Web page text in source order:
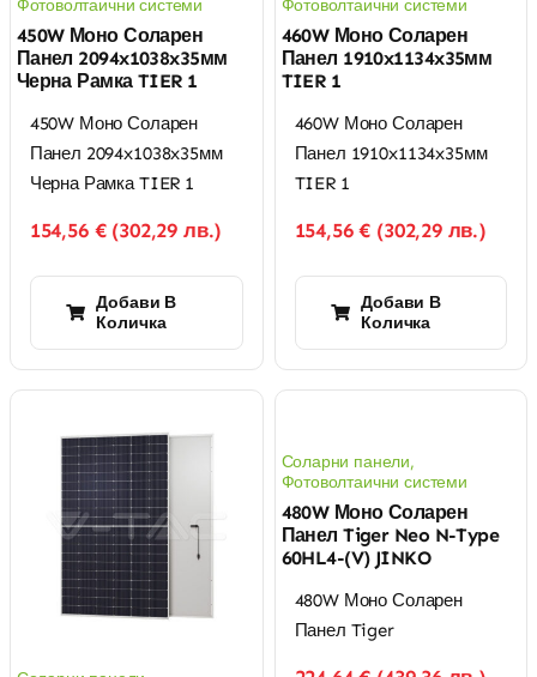
Фотоволтаични системи
450W Моно Соларен
Панел 2094x1038x35мм
Черна Рамка TIER 1
450W Моно Соларен
Панел 2094x1038x35мм
Черна Рамка TIER 1
154,56 € (302,29 лв.)
Добави В
Количка
Фотоволтаични системи
460W Моно Соларен
Панел 1910x1134x35мм
TIER 1
460W Моно Соларен
Панел 1910x1134x35мм
TIER 1
154,56€ (302,29 лв.)
Добави В
Количка
Соларни панели,
Фотоволтаични системи
480W Моно Соларен
Панел Tiger Neo N-Type
60HL4-(V) JINKO
480W Моно Соларен
Панел Tiger